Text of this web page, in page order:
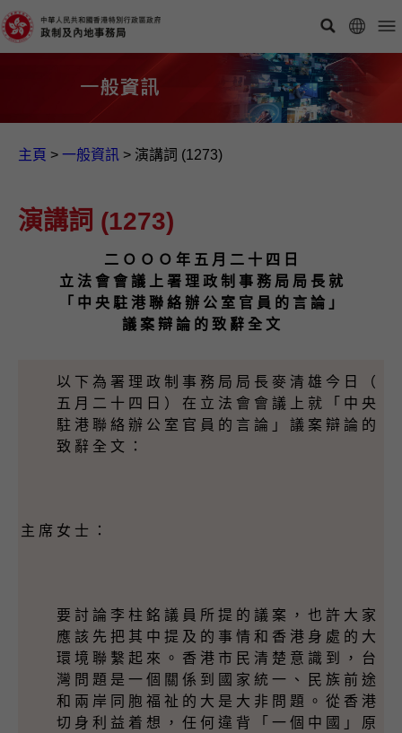
主頁 > 一般資訊​ > 演講詞 (1273)
演講詞 (1273)
二 Ｏ Ｏ Ｏ 年 五 月 二 十 四 日
立 法 會 會 議 上 署 理 政 制 事 務 局 局 長 就
「 中 央 駐 港 聯 絡 辦 公 室 官 員 的 言 論 」
議 案 辯 論 的 致 辭 全 文
以 下 為 署 理 政 制 事 務 局 局 長 麥 清 雄 今 日 （
五 月 二 十 四 日 ） 在 立 法 會 會 議 上 就 「 中 央
駐 港 聯 絡 辦 公 室 官 員 的 言 論 」 議 案 辯 論 的
致 辭 全 文 ：
主 席 女 士 ：
要 討 論 李 柱 銘 議 員 所 提 的 議 案 ， 也 許 大 家
應 該 先 把 其 中 提 及 的 事 情 和 香 港 身 處 的 大
環 境 聯 繫 起 來 。 香 港 市 民 清 楚 意 識 到 ， 台
灣 問 題 是 一 個 關 係 到 國 家 統 一 、 民 族 前 途
和 兩 岸 同 胞 福 祉 的 大 是 大 非 問 題 。 從 香 港
切 身 利 益 着 想 ， 任 何 違 背 「 一 個 中 國 」 原